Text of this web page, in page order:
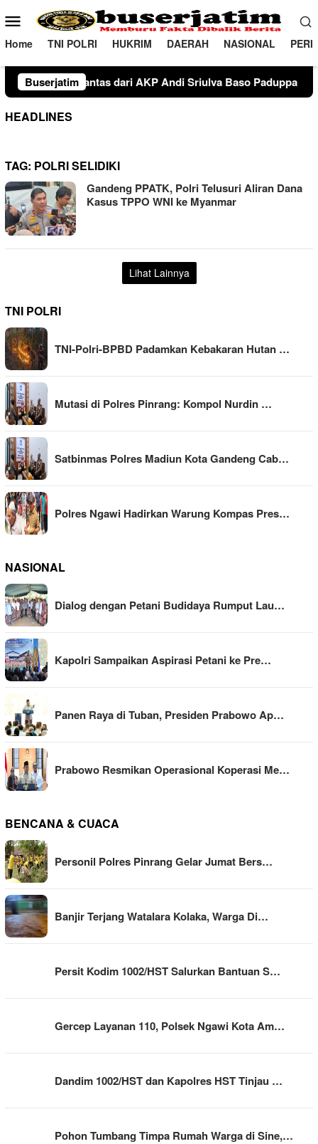
ke
konten
Menu
Mobile
Home TNI POLRI HUKRIM DAERAH NASIONAL
Buserjatim
HEADLINES
TAG: POLRI SELIDIKI
Gandeng PPATK, Polri Telusuri Aliran Dana
Kasus TPPO WNI ke Myanmar
Lihat Lainnya
TNI POLRI
TNI-Polri-BPBD Padamkan Kebakaran Hutan …
Mutasi di Polres Pinrang: Kompol Nurdin …
Satbinmas Polres Madiun Kota Gandeng Cab…
Polres Ngawi Hadirkan Warung Kompas Pres…
NASIONAL
Dialog dengan Petani Budidaya Rumput Lau…
Kapolri Sampaikan Aspirasi Petani ke Pre…
Panen Raya di Tuban, Presiden Prabowo Ap…
Prabowo Resmikan Operasional Koperasi Me…
BENCANA & CUACA
Personil Polres Pinrang Gelar Jumat Bers…
Banjir Terjang Watalara Kolaka, Warga Di…
Persit Kodim 1002/HST Salurkan Bantuan S…
Gercep Layanan 110, Polsek Ngawi Kota Am…
Dandim 1002/HST dan Kapolres HST Tinjau …
Pohon Tumbang Timpa Rumah Warga di Sine,…